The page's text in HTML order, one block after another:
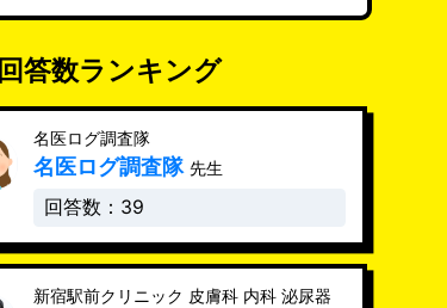
回答数ランキング
名医ログ調査隊
名医ログ調査隊 先生
回答数：39
新宿駅前クリニック 皮膚科 内科 泌尿器